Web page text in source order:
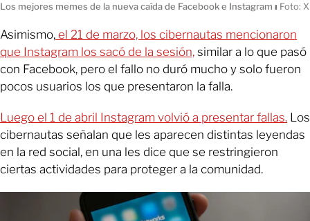
Los mejores memes de la nueva caída de Facebook e Instagram ı Foto: X
Asimismo, el 21 de marzo, los cibernautas mencionaron
que Instagram los sacó de la sesión, similar a lo que pasó
con Facebook, pero el fallo no duró mucho y solo fueron
pocos usuarios los que presentaron la falla.
Luego el 1 de abril Instagram volvió a presentar fallas. Los
cibernautas señalan que les aparecen distintas leyendas
en la red social, en una les dice que se restringieron
ciertas actividades para proteger a la comunidad.